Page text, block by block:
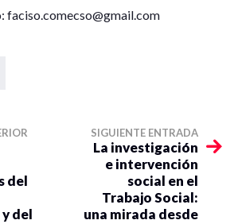
faciso.comecso@gmail.com
del
del
SIGUIENTE ENTRADA
La investigación
e intervención
social en el
Trabajo Social:
una mirada desde